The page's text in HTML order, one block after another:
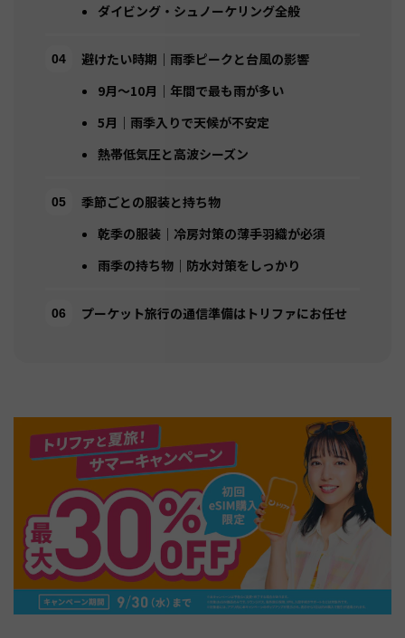
ダイビング・シュノーケリング全般
避けたい時期｜雨季ピークと台風の影響
9月〜10月｜年間で最も雨が多い
5月｜雨季入りで天候が不安定
熱帯低気圧と高波シーズン
季節ごとの服装と持ち物
乾季の服装｜冷房対策の薄手羽織が必須
雨季の持ち物｜防水対策をしっかり
プーケット旅行の通信準備はトリファにお任せ